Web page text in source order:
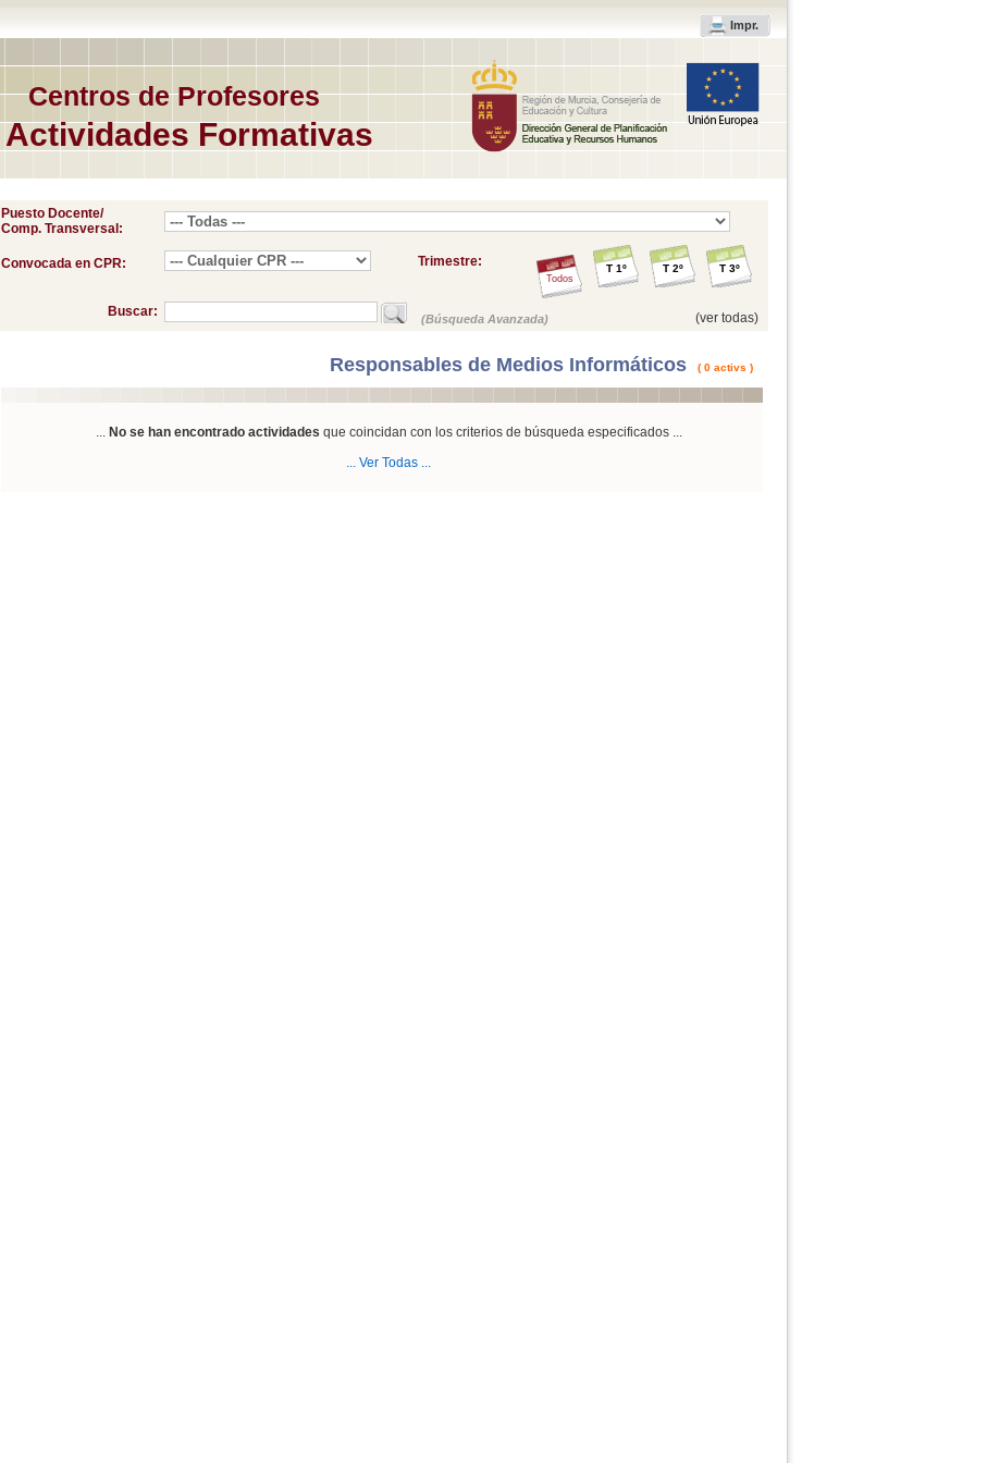
Impr.
Centros de Profesores
Actividades Formativas
Puesto Docente/
Comp. Transversal:
Convocada en CPR: T 3º
T 2º
T 1º
Todos
Trimestre:
Buscar: (Búsqueda Avanzada) (ver todas)
Responsables de Medios Informáticos ( 0 activs )
... No se han encontrado actividades que coincidan con los criterios de búsqueda especificados ...
... Ver Todas ...